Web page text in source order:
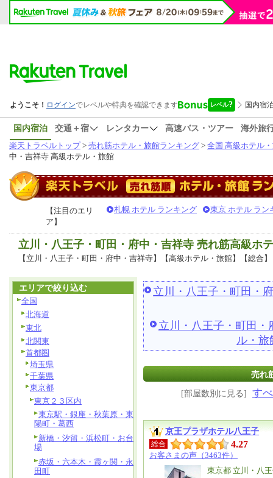
国内宿泊 交通＋宿 レンタカー 高速バス・ツアー
海外旅
楽天トラベルトップ> 売れ筋ホテル・旅館ランキング > 全国 高級ホテル
中・吉祥寺 高級ホテル・旅館
【注目のエリ
ア】
札幌 ホテル ランキング 東京 ホテル ラン
立川・八王子・町田・府中・吉祥寺 売れ筋高級ホ
【立川・八王子・町田・府中・吉祥寺】【高級ホテル・旅館】【総合】
立川・八王子・町田・
立川・八王子・町田・
ル・旅
売れ
[部屋数別に見る] す
京王プラザホテル八王子
総合 4.27
お客さまの声（3463件）
エ
東京都 立川・八
エリアで絞り込む
全国
北海道
東北
北関東
首都圏
埼玉県
千葉県
東京都
東京２３区内
東京駅・銀座・秋葉原・東
陽町・葛西
新橋・汐留・浜松町・お台
場
赤坂・六本木・霞ヶ関・永
田町